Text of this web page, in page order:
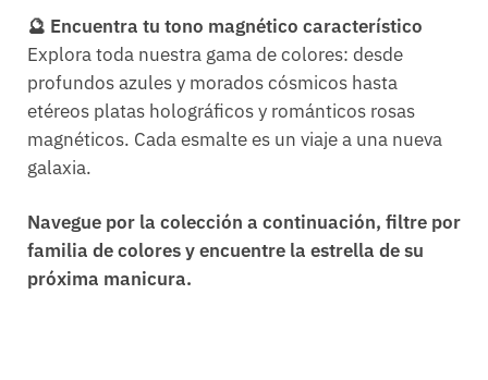
🔮 Encuentra tu tono magnético característico
Explora toda nuestra gama de colores: desde
profundos azules y morados cósmicos hasta
etéreos platas holográficos y románticos rosas
magnéticos. Cada esmalte es un viaje a una nueva
galaxia.
Navegue por la colección a continuación, filtre por
familia de colores y encuentre la estrella de su
próxima manicura.